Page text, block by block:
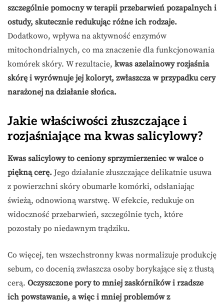
szczególnie pomocny w terapii przebarwień pozapalnych i
ostudy, skutecznie redukując różne ich rodzaje.
Dodatkowo, wpływa na aktywność enzymów
mitochondrialnych, co ma znaczenie dla funkcjonowania
komórek skóry. W rezultacie, kwas azelainowy rozjaśnia
skórę i wyrównuje jej koloryt, zwłaszcza w przypadku cery
narażonej na działanie słońca.
Jakie właściwości złuszczające i
rozjaśniające ma kwas salicylowy?
Kwas salicylowy to ceniony sprzymierzeniec w walce o
piękną cerę. Jego działanie złuszczające delikatnie usuwa
z powierzchni skóry obumarłe komórki, odsłaniając
świeżą, odnowioną warstwę. W efekcie, redukuje on
widoczność przebarwień, szczególnie tych, które
pozostały po niedawnym trądziku.
Co więcej, ten wszechstronny kwas normalizuje produkcję
sebum, co docenią zwłaszcza osoby borykające się z tłustą
cerą. Oczyszczone pory to mniej zaskórników i rzadsze
ich powstawanie, a więc i mniej problemów z